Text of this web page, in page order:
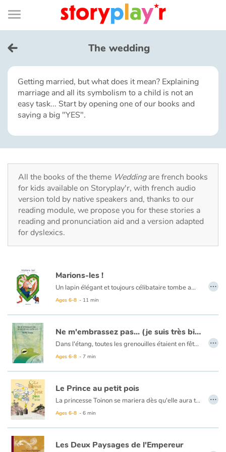
Connexion
Bibliothèque
de
page
Menu
Log in
Try for free
Library
Home
Tales and classics in french
Fable, myth, literature and poetry
Ogres, monsters and witches
Heroines and Heroes
Ecology, nature, seasons
The animals
Travel, epic, investigation, adventure
Around the world
Learning
The wedding
Getting married, but what does it mean? Explaining
marriage and all its symbolism to a child is not an
easy task... Start by opening one of our books and
saying a big "YES".
All the books of the theme Weddingare french books
for kids available on Storyplay'r, with french audio
version told by native speakers and, thanks to our
reading module, we propose you for these stories a
reading and pronunciation aid and a version adapted
for dyslexics.
Marions-les !
Un lapin élégant et toujours célibataire tombe amoureux d’une carotte. Mais, cette dernière est naturellement effrayée à l’idée qu’il la mange. Par amour, le lapin se fait donc retirer ses grandes dents; ce geste fait fondre le cœur de la carotte qui accepte de l’épouser. Leur bonheur sera de courte durée, car le renard s’en mêle…
Ages 6-8 - 11 min
…
Ne m'embrassez pas... (je suis très bien comme ça !)
Dans l'étang, toutes les grenouilles étaient en fête. Toutes sauf une. Toutes les grenouilles se préparaient pour le grand évènement. Toutes sauf une… Sur un mode humoristique, Tullio Corda nous invite à revisiter certains clichés, ce qui ne manquera pas de faire sourire petits et grands.
Ages 6-8 - 7 min
…
Le Prince au petit pois
La princesse Toinon se mariera dès qu'elle aura trouvé le prince au petit... Le prince au petit quoi ? Au petit poids ? Au petit pouah ? Au petit pois ?
Ages 6-8 - 6 min
…
Les Deux Paysages de l'Empereur